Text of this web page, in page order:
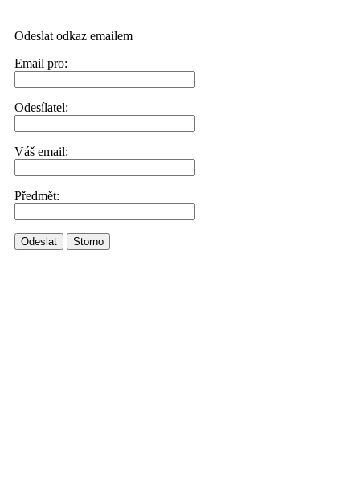
Odeslat odkaz emailem
Email pro:
Odesílatel:
Váš email:
Předmět:
Odeslat Storno